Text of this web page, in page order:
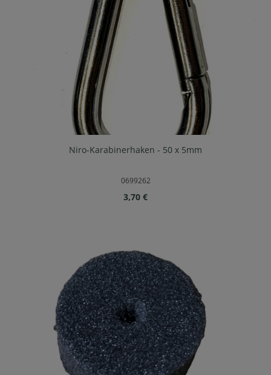
Niro-Karabinerhaken - 50 x 5mm
0699262
Regulärer Preis:
3,70 €